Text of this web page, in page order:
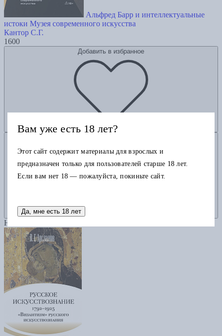
Альфред Барр и интеллектуальные
истоки Музея современного искусства
Кантор С.Г.
1600
Добавить в избранное
Новинка
Вам уже есть 18 лет?
Этот сайт содержит материалы для взрослых и
предназначен только для пользователей старше 18 лет.
Если вам нет 18 — пожалуйста, покиньте сайт.
Да, мне есть 18 лет